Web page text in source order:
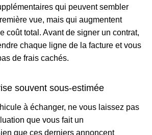
qui peuvent sembler
vue, mais qui augmentent
coût total. Avant de signer un contrat,
chaque ligne de la facture et vous
de frais cachés.
souvent sous-estimée
à échanger, ne vous laissez pas
que vous fait un
que ces derniers annoncent